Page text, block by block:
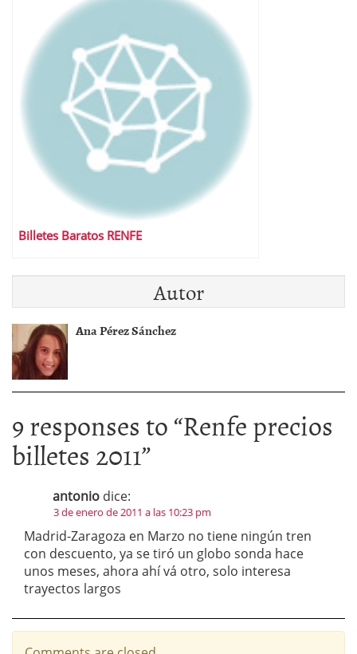
Billetes Baratos RENFE
Autor
Ana Pérez Sánchez
9 responses to “Renfe precios
billetes 2011”
antonio dice:
3 de enero de 2011 a las 10:23 pm
Madrid-Zaragoza en Marzo no tiene ningún tren
con descuento, ya se tiró un globo sonda hace
unos meses, ahora ahí vá otro, solo interesa
trayectos largos